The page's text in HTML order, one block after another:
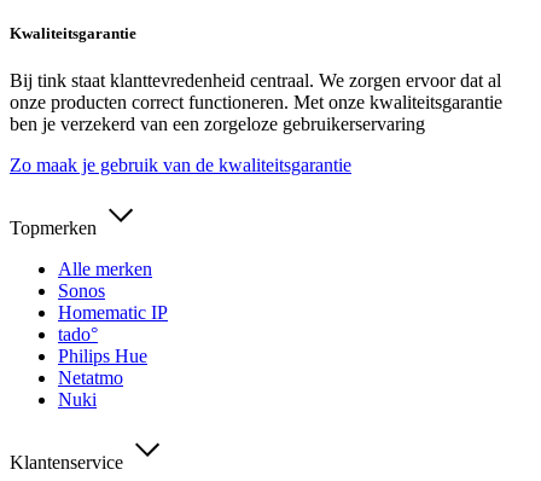
Kwaliteitsgarantie
Bij tink staat klanttevredenheid centraal. We zorgen ervoor dat al
onze producten correct functioneren. Met onze kwaliteitsgarantie
ben je verzekerd van een zorgeloze gebruikerservaring
Zo maak je gebruik van de kwaliteitsgarantie
Topmerken
Alle merken
Sonos
Homematic IP
tado°
Philips Hue
Netatmo
Nuki
Klantenservice